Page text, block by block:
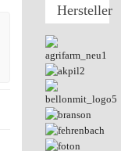
Hersteller